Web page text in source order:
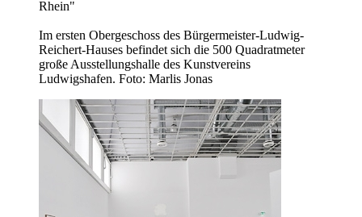
Rhein"
Im ersten Obergeschoss des Bürgermeister-Ludwig-
Reichert-Hauses befindet sich die 500 Quadratmeter
große Ausstellungshalle des Kunstvereins
Ludwigshafen. Foto: Marlis Jonas